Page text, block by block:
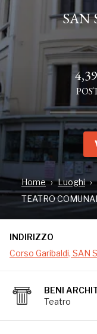
SAN
Home
Luoghi
TEATRO
INDIRIZZO
Corso Garibaldi, SAN
BENI
Teatro
Corso Garibaldi, SAN